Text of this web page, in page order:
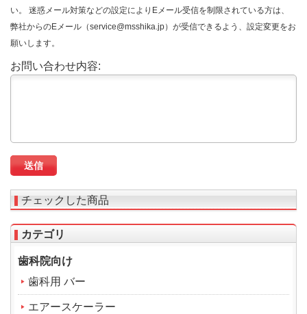
い。 迷惑メール対策などの設定によりEメール受信を制限されている方は、
弊社からのEメール（service@msshika.jp）が受信できるよう、設定変更をお
願いします。
お問い合わせ内容:
チェックした商品
カテゴリ
歯科院向け
歯科用 バー
エアースケーラー